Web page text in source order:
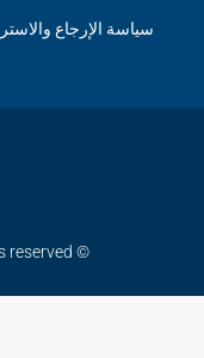
سياسة الإرجاع
© Horizon Real Estate - All rights reserved